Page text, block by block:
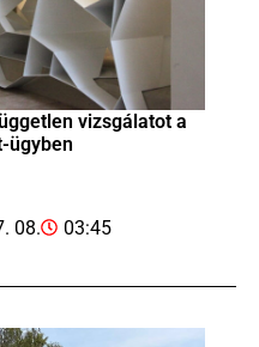
vizsgálatot a
ügyben
08. 03:45